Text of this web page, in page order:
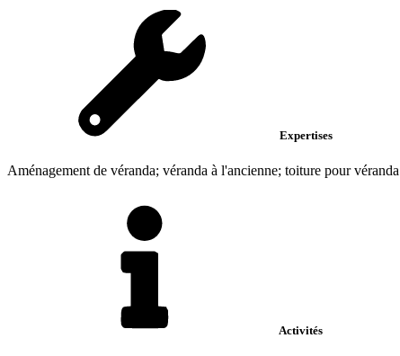
Expertises
Aménagement de véranda; véranda à l'ancienne; toiture pour véranda
Activités